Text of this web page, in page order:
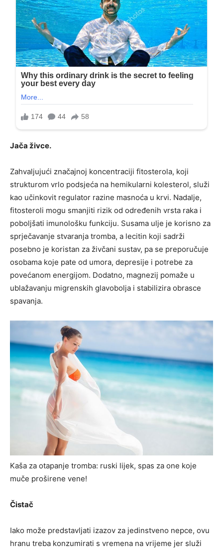
Jača živce.
Zahvaljujući značajnoj koncentraciji fitosterola, koji
strukturom vrlo podsjeća na hemikularni kolesterol, služi
kao učinkovit regulator razine masnoća u krvi. Nadalje,
fitosteroli mogu smanjiti rizik od određenih vrsta raka i
poboljšati imunološku funkciju. Susama ulje je korisno za
sprječavanje stvaranja tromba, a lecitin koji sadrži
posebno je koristan za živčani sustav, pa se preporučuje
osobama koje pate od umora, depresije i potrebe za
povećanom energijom. Dodatno, magnezij pomaže u
ublažavanju migrenskih glavobolja i stabilizira obrasce
spavanja.
Kaša za otapanje tromba: ruski lijek, spas za one koje
muče proširene vene!
Čistač
Iako može predstavljati izazov za jedinstveno nepce, ovu
hranu treba konzumirati s vremena na vrijeme jer služi